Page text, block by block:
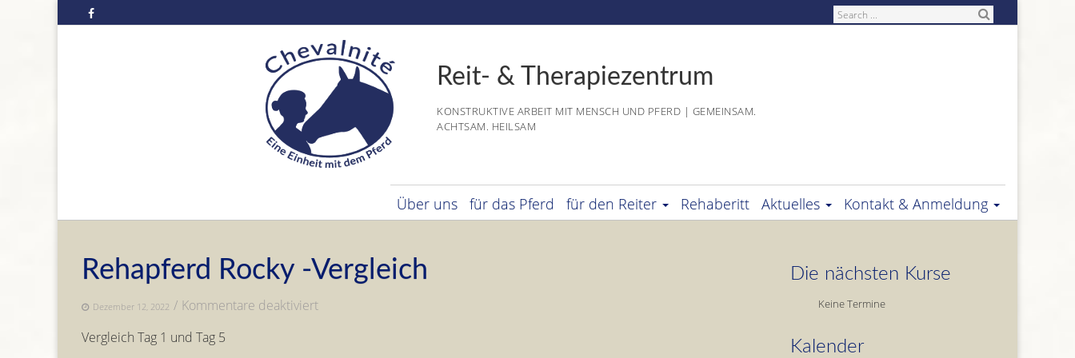
to
Reit- & Therapiezentrum
KONSTRUKTIVE ARBEIT MIT MENSCH UND PFERD | GEMEINSAM.
ACHTSAM. HEILSAM
Über uns für das Pferd für den Reiter Rehaberitt Aktuelles Kontakt & Anmeldung
Rehapferd Rocky -Vergleich
Dezember 12, 2022 / Kommentare deaktiviertfür
Vergleich Tag 1 und Tag 5
Die nächsten Kurse
Keine Termine
Kalender